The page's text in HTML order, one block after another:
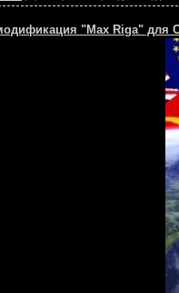
"Max Riga" для